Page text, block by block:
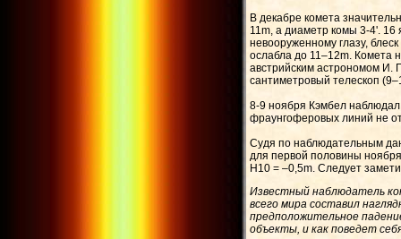
В декабре комета
11m, а диаметр комы 3-4'.
невооруженному глазу,
ослабла до 11–12m. Комета
австрийским астрономом И.
сантиметровый телескоп
8-9 ноября Кэмбел наблюдал
фраунгоферовых линий не
Судя по наблюдательным
для первой половины
H10 = –0,5m. Следует
Известный наблюдатель
всего мира составил
предположительное
объекты, и как поведет